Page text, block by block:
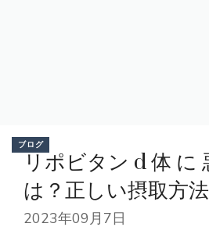
ブログ
リポビタン d 体 に
は？正しい摂取方
2023年09月7日